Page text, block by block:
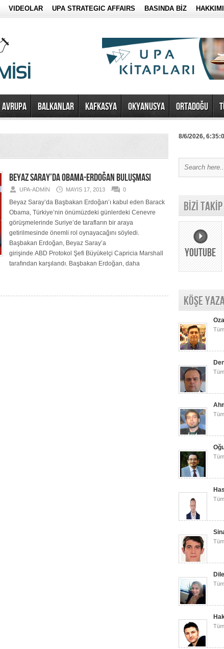
VIDEOLAR UPA STRATEGIC AFFAIRS BASINDA BİZ
AVRUPA BALKANLAR KAFKASYA OKYANUSYA ORTADOĞU
BEYAZ SARAY’DA OBAMA-ERDOĞAN BULUŞMASI
UPA-ADMIN MAYIS 17, 2013 0
Beyaz Saray’da Başbakan Erdoğan’ı kabul eden Barack
Obama, Türkiye’nin önümüzdeki günlerdeki Cenevre
görüşmelerinde Suriye’de tarafların bir araya
getirilmesinde önemli rol oynayacağını söyledi.
Başbakan Erdoğan, Beyaz Saray’a
girişinde ABD Protokol Şefi Büyükelçi Capricia Marshall
tarafından karşılandı. Başbakan Erdoğan, daha
8/6/2026,
BİZİ
YOUTUBE
KÖŞE